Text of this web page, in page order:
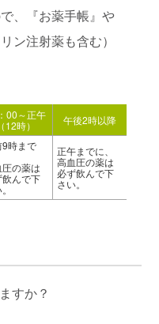
、『お薬手帳』や
ン注射薬も含む）
00～正午
（12時）
午後2時以降
9時まで
の薬は
飲んで下
正午までに、
高血圧の薬は
必ず飲んで下
さい。
すか？